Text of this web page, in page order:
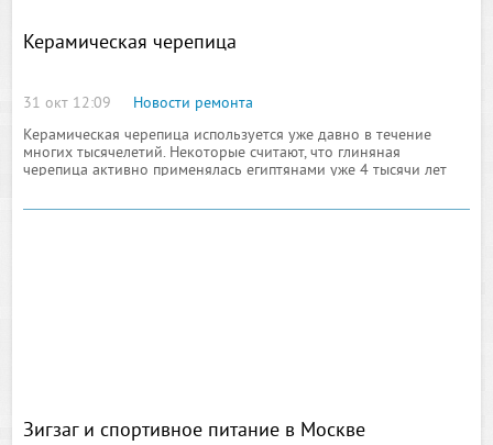
Керамическая черепица
31 окт 12:09
Новости ремонта
Керамическая черепица используется уже давно в течение
многих тысячелетий. Некоторые считают, что глиняная
черепица активно применялась египтянами уже 4 тысячи лет
Германии же еще 2000 лет назад технологию производства
Зигзаг и спортивное питание в Москве